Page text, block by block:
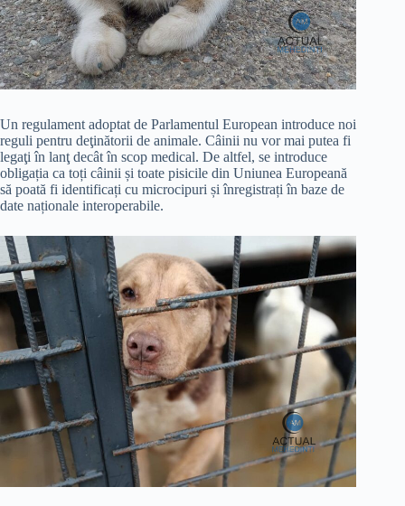
Un regulament adoptat de Parlamentul European introduce noi
reguli pentru deţinătorii de animale. Câinii nu vor mai putea fi
legaţi în lanţ decât în scop medical. De altfel, se introduce
obligația ca toți câinii și toate pisicile din Uniunea Europeană
să poată fi identificați cu microcipuri și înregistrați în baze de
date naționale interoperabile.